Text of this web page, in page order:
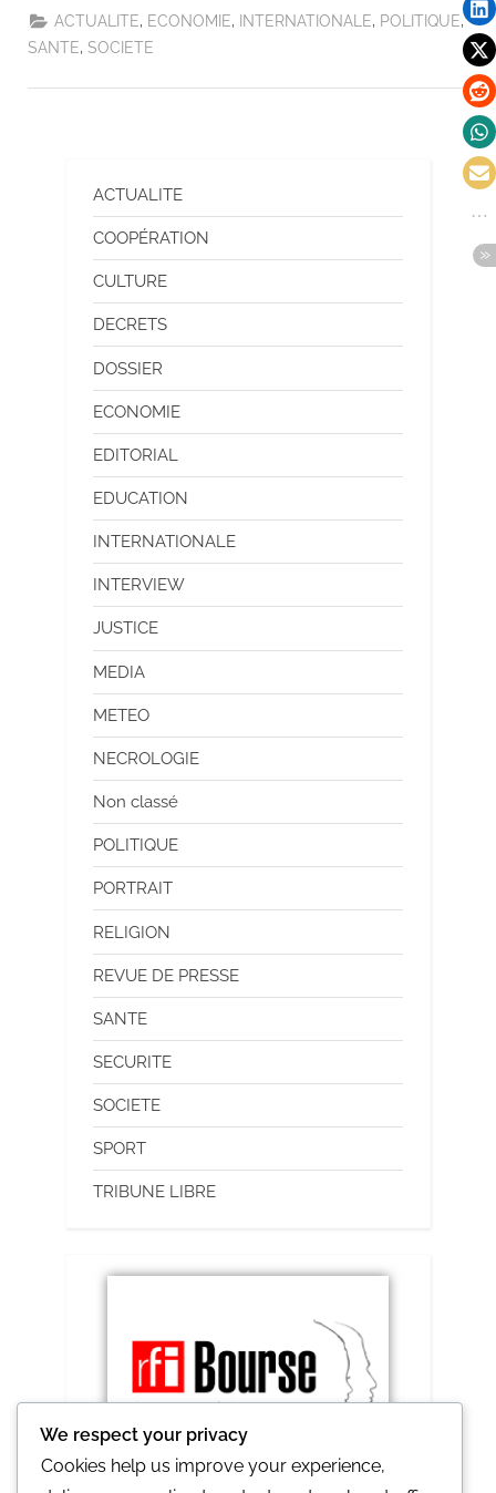
ACTUALITE ECONOMIE INTERNATIONALE POLITIQUE,
SANTE SOCIETE
ACTUALITE
COOPÉRATION
CULTURE
DECRETS
DOSSIER
ECONOMIE
EDITORIAL
EDUCATION
INTERNATIONALE
INTERVIEW
JUSTICE
MEDIA
METEO
NECROLOGIE
Non classé
POLITIQUE
PORTRAIT
RELIGION
REVUE DE PRESSE
SANTE
SECURITE
SOCIETE
SPORT
TRIBUNE LIBRE
We respect your privacy
Cookies help us improve your experience,